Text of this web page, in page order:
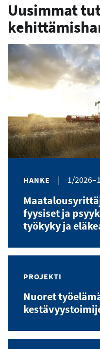
Uusimmat
HANKE | 1/
fyysiset ja
työkyky ja
PROJEKTI
Nuoret